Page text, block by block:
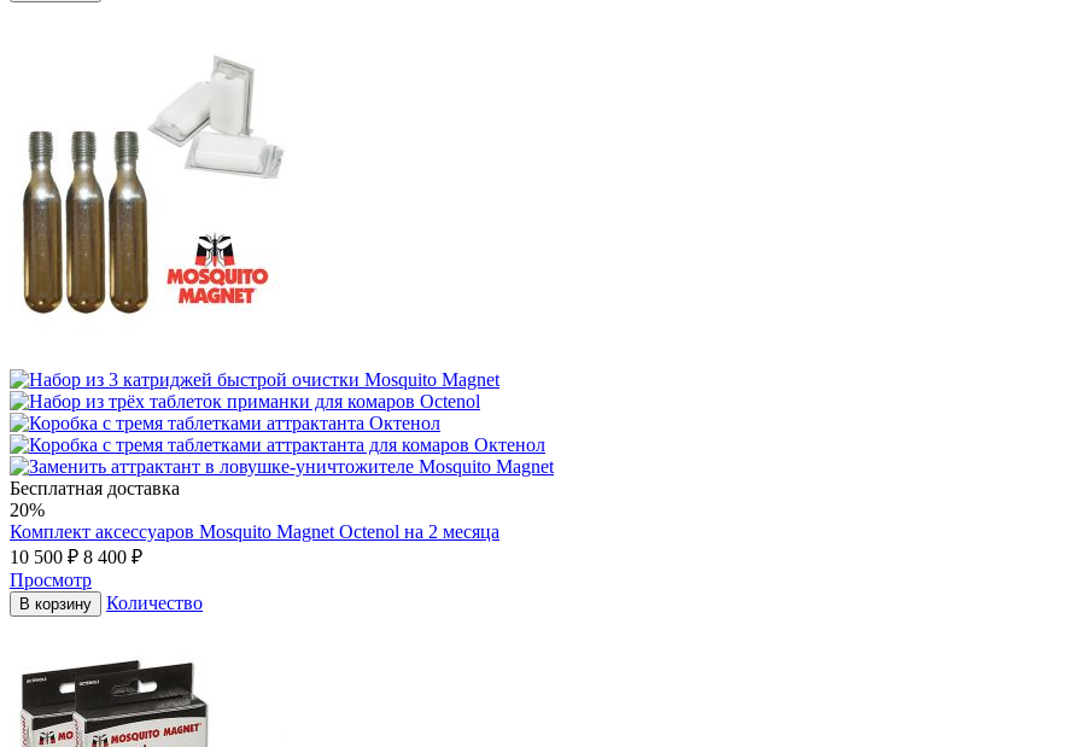
Бесплатная доставка
20%
Комплект аксессуаров Mosquito Magnet Octenol на 2 месяца
10 500 ₽ 8 400 ₽
Просмотр
В корзину Количество